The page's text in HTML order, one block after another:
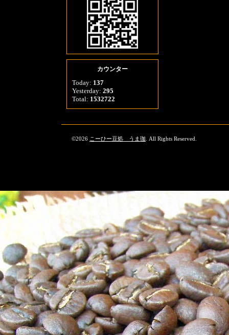
カウンター
Today: 137
Yesterday: 295
Total: 1532722
©2026 こーひー豆処 うま珈 . All Rights Reserved.